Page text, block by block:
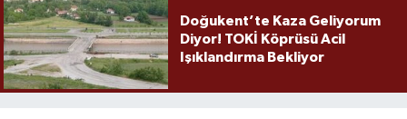
Doğukent’te Kaza Geliyorum
Diyor! TOKİ Köprüsü Acil
Işıklandırma Bekliyor